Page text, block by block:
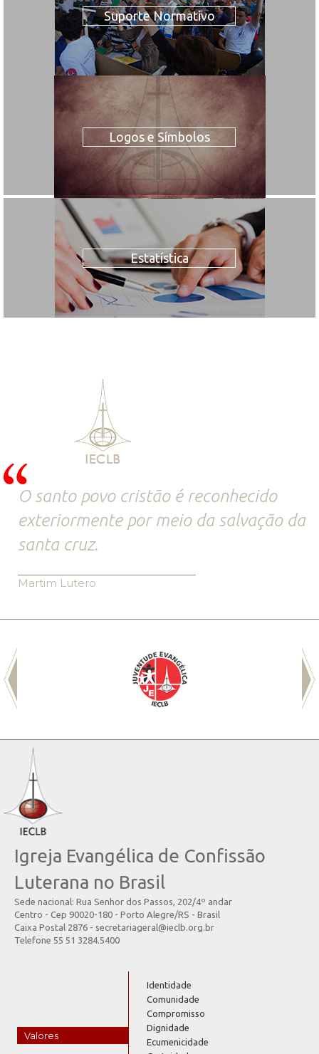
Suporte Normativo
Logos e Símbolos
Estatística
O santo povo cristão é reconhecido
exteriormente por meio da salvação da
santa cruz.
Martim Lutero
Igreja Evangélica de Confissão
Luterana no Brasil
Sede nacional: Rua Senhor dos Passos, 202/4º andar
Centro - Cep 90020-180 - Porto Alegre/RS - Brasil
Caixa Postal 2876 - secretariageral@ieclb.org.br
Telefone 55 51 3284.5400
Valores
Identidade
Comunidade
Compromisso
Dignidade
Ecumenicidade